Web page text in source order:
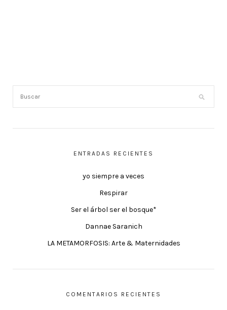
ENTRADAS RECIENTES
yo siempre a veces
Respirar
Ser el árbol ser el bosque*
Dannae Saranich
LA METAMORFOSIS: Arte & Maternidades
COMENTARIOS RECIENTES